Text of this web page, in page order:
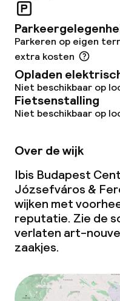
Parkeren op eigen
extra kosten
Opladen
Niet beschikbaar op
Fietsenstalling
Niet beschikbaar op
Over de wijk
Ibis Budapest
Józsefváros &
wijken met
reputatie. Zie de
verlaten art-
zaakjes.